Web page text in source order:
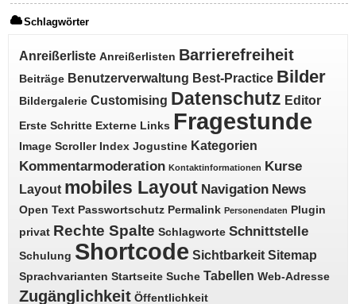
Schlagwörter
Anreißerliste Anreißerlisten Barrierefreiheit
Beiträge Benutzerverwaltung Best-Practice Bilder
Bildergalerie Customising Datenschutz Editor
Erste Schritte Externe Links Fragestunde
Image Scroller Index Jogustine Kategorien
Kommentarmoderation Kontaktinformationen Kurse
Layout mobiles Layout Navigation News
Open Text Passwortschutz Permalink Personendaten
Plugin
privat Rechte Spalte Schlagworte Schnittstelle
Schulung Shortcode Sichtbarkeit Sitemap
Sprachvarianten Startseite Suche Tabellen Web-Adresse
Zugänglichkeit Öffentlichkeit